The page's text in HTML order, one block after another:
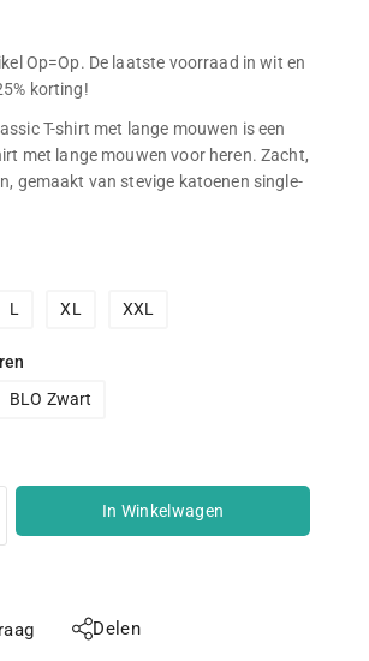
Op=Op. De laatste voorraad in wit en
korting!
T-shirt met lange mouwen is een
met lange mouwen voor heren. Zacht,
gemaakt van stevige katoenen single-
L XL XXL
BLO Zwart
In Winkelwagen
Delen